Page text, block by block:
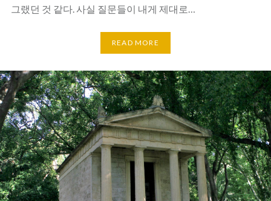
그랬던 것 같다. 사실 질문들이 내게 제대로…
READ MORE